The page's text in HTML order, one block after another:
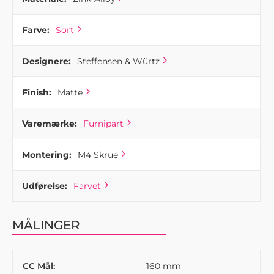
Farve: Sort
Designere: Steffensen & Würtz
Finish: Matte
Varemærke: Furnipart
Montering: M4 Skrue
Udførelse: Farvet
MÅLINGER
CC Mål: 160 mm